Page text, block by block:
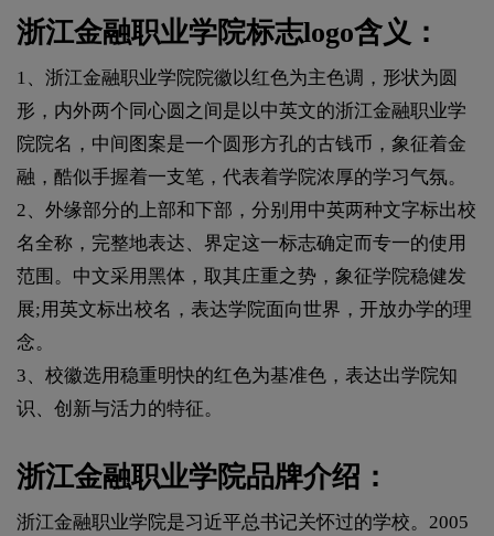
浙江金融职业学院标志logo含义：
1、浙江金融职业学院院徽以红色为主色调，形状为圆
形，内外两个同心圆之间是以中英文的浙江金融职业学
院院名，中间图案是一个圆形方孔的古钱币，象征着金
融，酷似手握着一支笔，代表着学院浓厚的学习气氛。
2、外缘部分的上部和下部，分别用中英两种文字标出校
名全称，完整地表达、界定这一标志确定而专一的使用
范围。中文采用黑体，取其庄重之势，象征学院稳健发
展;用英文标出校名，表达学院面向世界，开放办学的理
念。
3、校徽选用稳重明快的红色为基准色，表达出学院知
识、创新与活力的特征。
浙江金融职业学院品牌介绍：
浙江金融职业学院是习近平总书记关怀过的学校。2005